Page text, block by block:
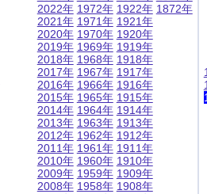
2022年
2021年
2020年
2019年
2018年
2017年
2016年
2015年
2014年
2013年
2012年
2011年
2010年
2009年
2008年
1972年
1971年
1970年
1969年
1968年
1967年
1966年
1965年
1964年
1963年
1962年
1961年
1960年
1959年
1958年
1922年
1921年
1920年
1919年
1918年
1917年
1916年
1915年
1914年
1913年
1912年
1911年
1910年
1909年
1908年
1872年